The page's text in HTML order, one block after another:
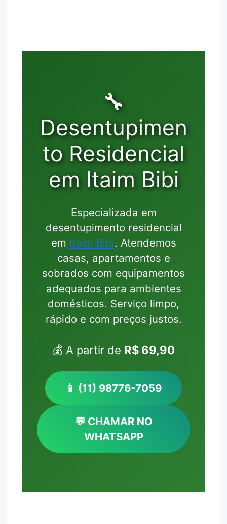
🔧
Desentupimen
to Residencial
em Itaim Bibi
Especializada em
desentupimento residencial
em Itaim Bibi. Atendemos
casas, apartamentos e
sobrados com equipamentos
adequados para ambientes
domésticos. Serviço limpo,
rápido e com preços justos.
💰 A partir de R$ 69,90
📱 (11) 98776-7059
💬 CHAMAR NO
WHATSAPP